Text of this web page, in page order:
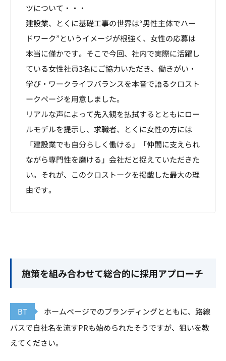
ツについて・・・
建設業、とくに基礎工事の世界は“男性主体でハー
ドワーク”というイメージが根強く、女性の応募は
本当に僅かです。そこで今回、社内で実際に活躍し
ている女性社員3名にご協力いただき、働きがい・
学び・ワークライフバランスを本音で語るクロスト
ークページを用意しました。
リアルな声によって先入観を払拭するとともにロー
ルモデルを提示し、求職者、とくに女性の方には
「建設業でも自分らしく働ける」「仲間に支えられ
ながら専門性を磨ける」会社だと捉えていただきた
い。それが、このクロストークを掲載した最大の理
由です。
施策を組み合わせて総合的に採用アプローチ
BT
ホームページでのブランディングとともに、路線
バスで自社名を流すPRも始められたそうですが、狙いを教
えてください。